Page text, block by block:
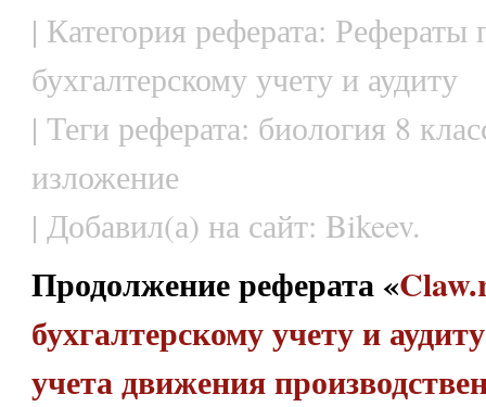
| Категория реферата: Рефераты
бухгалтерскому учету и аудиту
| Теги реферата: биология 8
изложение
| Добавил(а) на сайт: Bikeev.
Продолжение реферата «
бухгалтерскому учету и
учета движения